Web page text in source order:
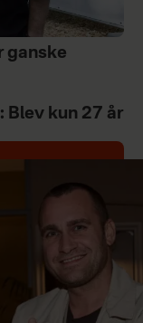
ganske
Blev kun 27 år